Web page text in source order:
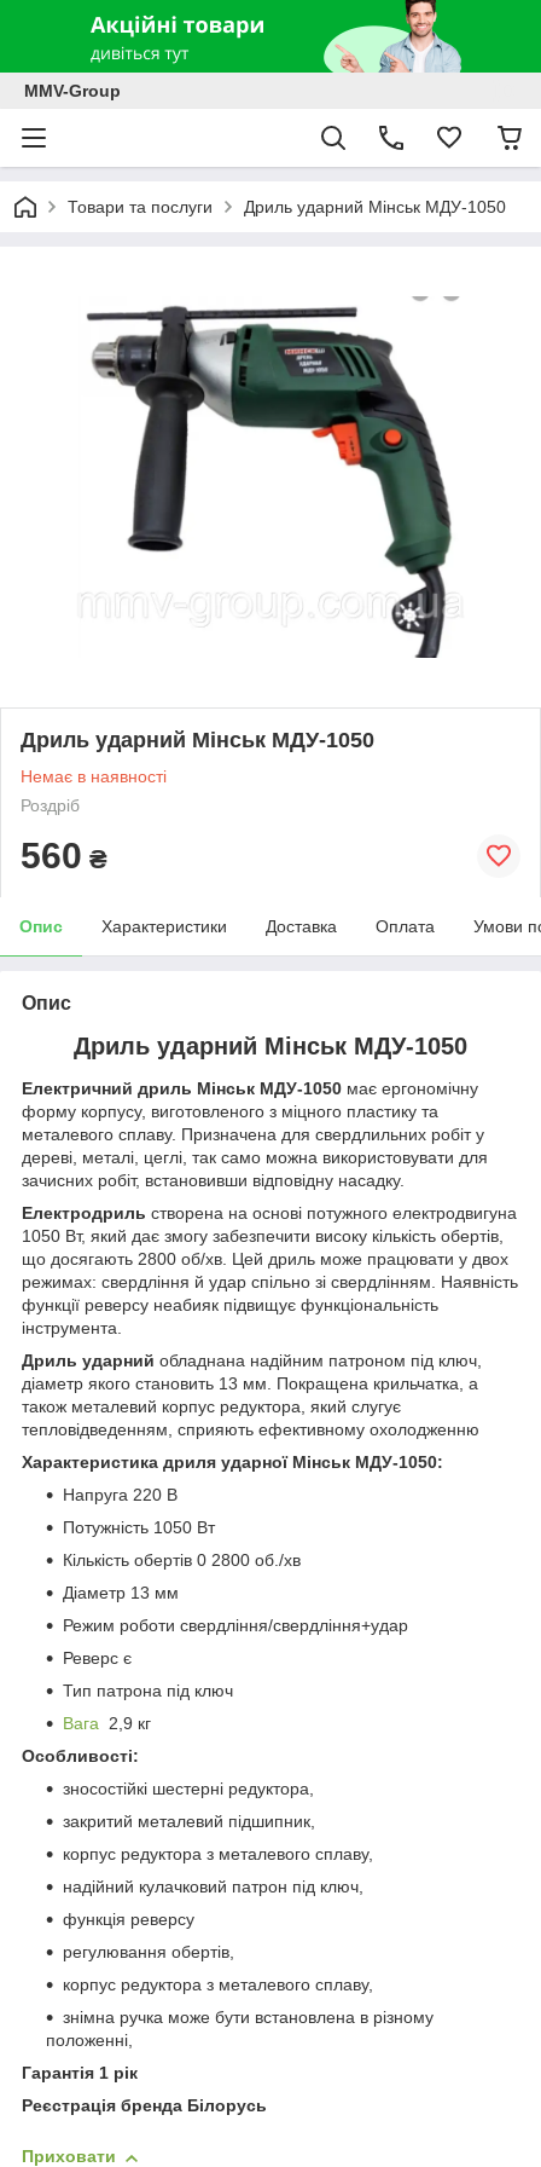
MMV-Group
Товари та послуги Дриль ударний Мінськ МДУ-1050
Дриль ударний Мінськ МДУ-1050
Немає в наявності
Роздріб
560 ₴
Опис Характеристики Доставка Оплата Умови
Опис
Дриль ударний Мінськ МДУ-1050
Електричний дриль Мінськ МДУ-1050 має ергономічну
форму корпусу, виготовленого з міцного пластику та
металевого сплаву. Призначена для свердлильних робіт у
дереві, металі, цеглі, так само можна використовувати для
зачисних робіт, встановивши відповідну насадку.
Електродриль створена на основі потужного електродвигуна
1050 Вт, який дає змогу забезпечити високу кількість обертів,
що досягають 2800 об/хв. Цей дриль може працювати у двох
режимах: свердління й удар спільно зі свердлінням. Наявність
функції реверсу неабияк підвищує функціональність
інструмента.
Дриль ударний обладнана надійним патроном під ключ,
діаметр якого становить 13 мм. Покращена крильчатка, а
також металевий корпус редуктора, який слугує
тепловідведенням, сприяють ефективному охолодженню
Характеристика дриля ударної Мінськ МДУ-1050:
Напруга 220 В
Потужність 1050 Вт
Кількість обертів 0 2800 об./хв
Діаметр 13 мм
Режим роботи свердління/свердління+удар
Реверс є
Тип патрона під ключ
Вага 2,9 кг
Особливості:
зносостійкі шестерні редуктора,
закритий металевий підшипник,
корпус редуктора з металевого сплаву,
надійний кулачковий патрон під ключ,
функція реверсу
регулювання обертів,
корпус редуктора з металевого сплаву,
знімна ручка може бути встановлена в різному
положенні,
Гарантія 1 рік
Реєстрація бренда Білорусь
Приховати